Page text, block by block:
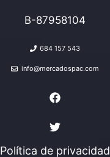
B-87958104
684 157 543
info@mercadospac.com
Política de privacidad